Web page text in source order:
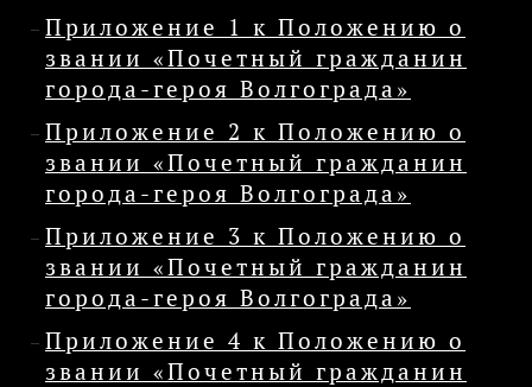
Приложение 1 к Положению о
звании «Почетный гражданин
города-героя Волгограда»
Приложение 2 к Положению о
звании «Почетный гражданин
города-героя Волгограда»
Приложение 3 к Положению о
звании «Почетный гражданин
города-героя Волгограда»
Приложение 4 к Положению о
звании «Почетный гражданин